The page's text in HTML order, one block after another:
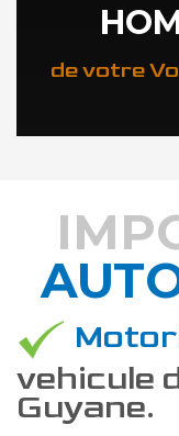
de votre
vehicule
Guyane.